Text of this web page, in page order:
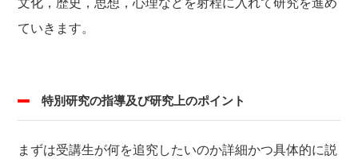
ていきます。
特別研究の指導及び研究上のポイント
まずは受講生が何を追究したいのか詳細かつ具体的に説